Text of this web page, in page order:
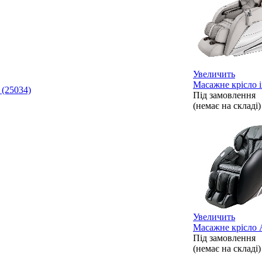
Увеличить
Масажне крісло
Під замовлення
(немає на складі)
Увеличить
Масажне крісло
Під замовлення
(немає на складі)